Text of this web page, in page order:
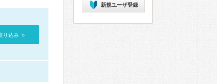
り込み »
新規ユーザ登録